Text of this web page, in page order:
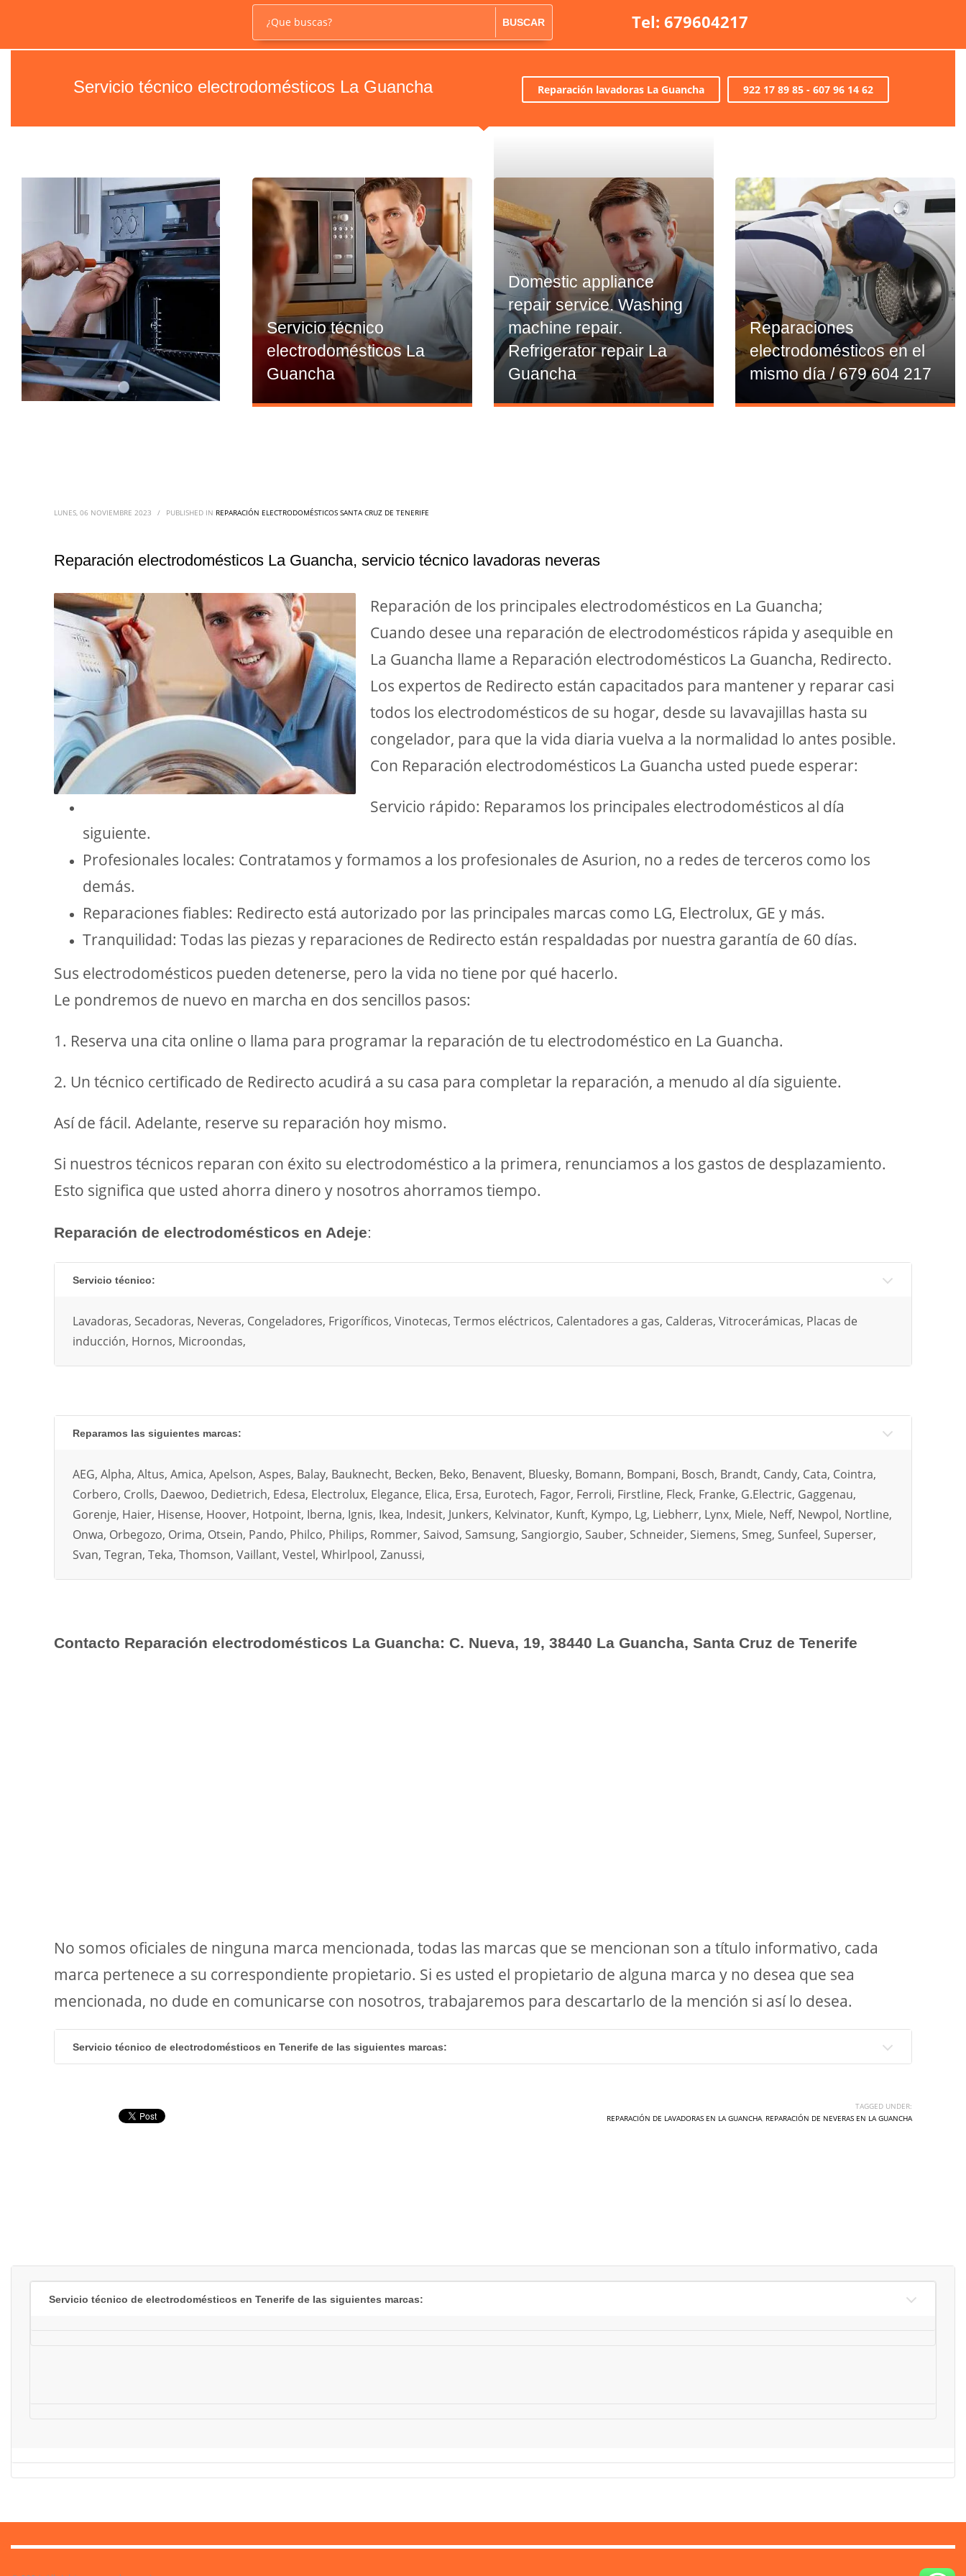
¿Que buscas? BUSCAR Tel: 679604217
Servicio técnico electrodomésticos La Guancha Reparación lavadoras La Guancha 922 17 89 85 - 607 96 14 62
Servicio técnico
electrodomésticos La
Guancha
Domestic appliance
repair service. Washing
machine repair.
Refrigerator repair La
Guancha
Reparaciones
electrodomésticos en el
mismo día / 679 604 217
LUNES, 06 NOVIEMBRE 2023 / PUBLISHED IN REPARACIÓN ELECTRODOMÉSTICOS SANTA CRUZ DE TENERIFE
Reparación electrodomésticos La Guancha, servicio técnico lavadoras neveras
Reparación de los principales electrodomésticos en La Guancha;
Cuando desee una reparación de electrodomésticos rápida y asequible en
La Guancha llame a Reparación electrodomésticos La Guancha, Redirecto.
Los expertos de Redirecto están capacitados para mantener y reparar casi
todos los electrodomésticos de su hogar, desde su lavavajillas hasta su
congelador, para que la vida diaria vuelva a la normalidad lo antes posible.
Con Reparación electrodomésticos La Guancha usted puede esperar:
Servicio rápido: Reparamos los principales electrodomésticos al día
siguiente.
Profesionales locales: Contratamos y formamos a los profesionales de Asurion, no a redes de terceros como los
demás.
Reparaciones fiables: Redirecto está autorizado por las principales marcas como LG, Electrolux, GE y más.
Tranquilidad: Todas las piezas y reparaciones de Redirecto están respaldadas por nuestra garantía de 60 días.
Sus electrodomésticos pueden detenerse, pero la vida no tiene por qué hacerlo.
Le pondremos de nuevo en marcha en dos sencillos pasos:
1. Reserva una cita online o llama para programar la reparación de tu electrodoméstico en La Guancha.
2. Un técnico certificado de Redirecto acudirá a su casa para completar la reparación, a menudo al día siguiente.
Así de fácil. Adelante, reserve su reparación hoy mismo.
Si nuestros técnicos reparan con éxito su electrodoméstico a la primera, renunciamos a los gastos de desplazamiento.
Esto significa que usted ahorra dinero y nosotros ahorramos tiempo.
Reparación de electrodomésticos en Adeje:
Servicio técnico:
Lavadoras, Secadoras, Neveras, Congeladores, Frigoríficos, Vinotecas, Termos eléctricos, Calentadores a gas, Calderas, Vitrocerámicas, Placas de
inducción, Hornos, Microondas,
Reparamos las siguientes marcas:
AEG, Alpha, Altus, Amica, Apelson, Aspes, Balay, Bauknecht, Becken, Beko, Benavent, Bluesky, Bomann, Bompani, Bosch, Brandt, Candy, Cata, Cointra,
Corbero, Crolls, Daewoo, Dedietrich, Edesa, Electrolux, Elegance, Elica, Ersa, Eurotech, Fagor, Ferroli, Firstline, Fleck, Franke, G.Electric, Gaggenau,
Gorenje, Haier, Hisense, Hoover, Hotpoint, Iberna, Ignis, Ikea, Indesit, Junkers, Kelvinator, Kunft, Kympo, Lg, Liebherr, Lynx, Miele, Neff, Newpol, Nortline,
Onwa, Orbegozo, Orima, Otsein, Pando, Philco, Philips, Rommer, Saivod, Samsung, Sangiorgio, Sauber, Schneider, Siemens, Smeg, Sunfeel, Superser,
Svan, Tegran, Teka, Thomson, Vaillant, Vestel, Whirlpool, Zanussi,
Contacto Reparación electrodomésticos La Guancha: C. Nueva, 19, 38440 La Guancha, Santa Cruz de Tenerife
No somos oficiales de ninguna marca mencionada, todas las marcas que se mencionan son a título informativo, cada
marca pertenece a su correspondiente propietario. Si es usted el propietario de alguna marca y no desea que sea
mencionada, no dude en comunicarse con nosotros, trabajaremos para descartarlo de la mención si así lo desea.
Servicio técnico de electrodomésticos en Tenerife de las siguientes marcas:
TAGGED UNDER:
REPARACIÓN DE LAVADORAS EN LA GUANCHA, REPARACIÓN DE NEVERAS EN LA GUANCHA
Servicio técnico de electrodomésticos en Tenerife de las siguientes marcas: